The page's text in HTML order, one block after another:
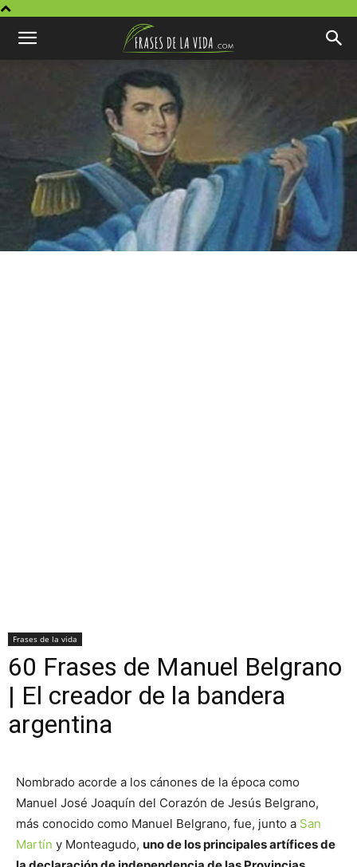
Frases de la vida
60 Frases de Manuel Belgrano
| El creador de la bandera
argentina
Nombrado acorde a los cánones de la época como
Manuel José Joaquín del Corazón de Jesús Belgrano,
más conocido como Manuel Belgrano, fue, junto a San
Martín y Monteagudo, uno de los principales artífices de